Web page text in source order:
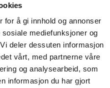
å gi innhold og annonser
mediefunksjoner og
deler dessuten informasjon
vårt, med partnerne våre
og analysearbeid, som
informasjon du har gjort